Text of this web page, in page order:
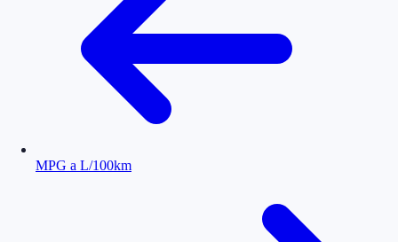
MPG a L/100km